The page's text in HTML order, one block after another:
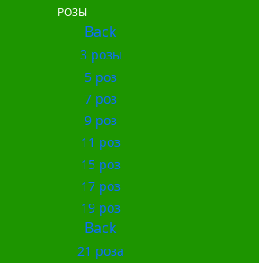
РОЗЫ
Back
3 розы
5 роз
7 роз
9 роз
11 роз
15 роз
17 роз
19 роз
Back
21 роза